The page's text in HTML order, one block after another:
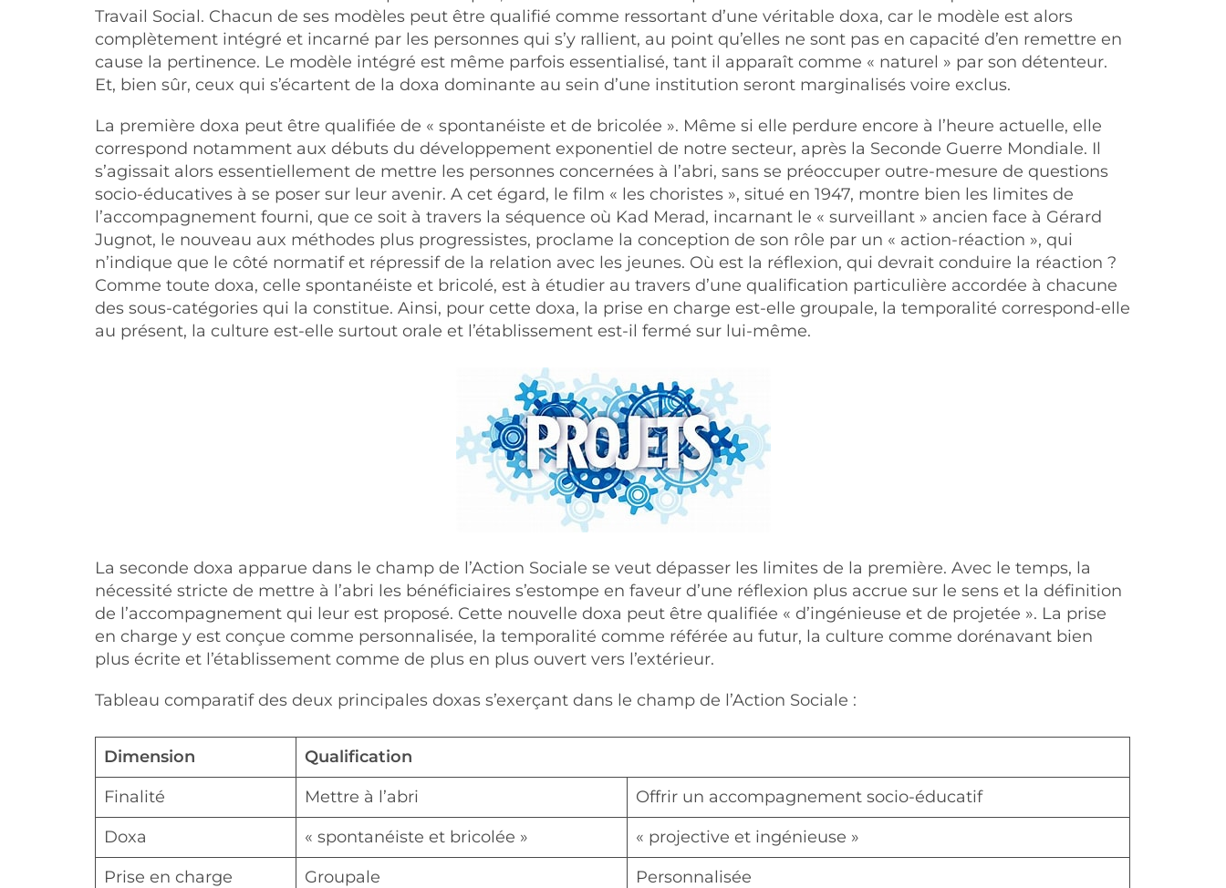
Travail Social. Chacun de ses modèles peut être qualifié comme ressortant d’une véritable doxa, car le modèle est alors
complètement intégré et incarné par les personnes qui s’y rallient, au point qu’elles ne sont pas en capacité d’en remettre en
cause la pertinence. Le modèle intégré est même parfois essentialisé, tant il apparaît comme « naturel » par son détenteur.
Et, bien sûr, ceux qui s’écartent de la doxa dominante au sein d’une institution seront marginalisés voire exclus.
La première doxa peut être qualifiée de « spontanéiste et de bricolée ». Même si elle perdure encore à l’heure actuelle, elle
correspond notamment aux débuts du développement exponentiel de notre secteur, après la Seconde Guerre Mondiale. Il
s’agissait alors essentiellement de mettre les personnes concernées à l’abri, sans se préoccuper outre-mesure de questions
socio-éducatives à se poser sur leur avenir. A cet égard, le film « les choristes », situé en 1947, montre bien les limites de
l’accompagnement fourni, que ce soit à travers la séquence où Kad Merad, incarnant le « surveillant » ancien face à Gérard
Jugnot, le nouveau aux méthodes plus progressistes, proclame la conception de son rôle par un « action-réaction », qui
n’indique que le côté normatif et répressif de la relation avec les jeunes. Où est la réflexion, qui devrait conduire la réaction ?
Comme toute doxa, celle spontanéiste et bricolé, est à étudier au travers d’une qualification particulière accordée à chacune
des sous-catégories qui la constitue. Ainsi, pour cette doxa, la prise en charge est-elle groupale, la temporalité correspond-elle
au présent, la culture est-elle surtout orale et l’établissement est-il fermé sur lui-même.
La seconde doxa apparue dans le champ de l’Action Sociale se veut dépasser les limites de la première. Avec le temps, la
nécessité stricte de mettre à l’abri les bénéficiaires s’estompe en faveur d’une réflexion plus accrue sur le sens et la définition
de l’accompagnement qui leur est proposé. Cette nouvelle doxa peut être qualifiée « d’ingénieuse et de projetée ». La prise
en charge y est conçue comme personnalisée, la temporalité comme référée au futur, la culture comme dorénavant bien
plus écrite et l’établissement comme de plus en plus ouvert vers l’extérieur.
Tableau comparatif des deux principales doxas s’exerçant dans le champ de l’Action Sociale :
Dimension
Qualification
Finalité
Mettre à l’abri
Offrir un accompagnement socio-éducatif
Doxa
« spontanéiste et bricolée »
« projective et ingénieuse »
Prise en charge
Groupale
Personnalisée